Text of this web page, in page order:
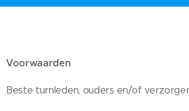
Voorwaarden
Beste turnleden, ouders en/of